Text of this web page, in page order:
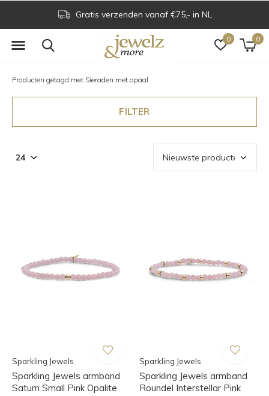
0 0
Gratis verzenden vanaf €75,- in NL
Producten getagd met Sieraden met opaal
FILTER
Sparkling Jewels
Sparkling Jewels armband
Saturn Small Pink Opalite
Sparkling Jewels
Sparkling Jewels armband
Roundel Interstellar Pink